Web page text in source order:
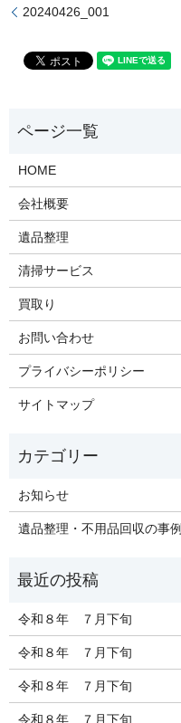
20240426_001
HOME
会社概要
遺品整理
清掃サービス
買取り
お問い合わせ
プライバシーポリシー
サイトマップ
お知らせ
遺品整理・不用品回収の事例
令和８年 ７月下旬
令和８年 ７月下旬
令和８年 ７月下旬
令和８年 ７月下旬